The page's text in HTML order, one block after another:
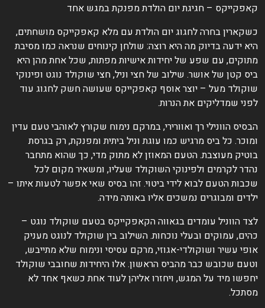
קאפקייקס – חגיגת יום הולדת מפנקת במגש אחד
כשקארין בחרה לחגוג יום הולדת עם מלא קאפקייקס מושחתים,
היא ידעה בדיוק מה היא רוצה: שולחן קינוחים שנראה כמו מסיבת
מתוקים, עם שפע של יחידות אישיות מפתות, שכל אחת מהן היא
ביס קטן של אושר. שילוב של חצי וניל, חצי שוקולד נוגט ופינוקי
שוקולד מעל – יוצר אוסף קאפקייקס שעושה חשק לחגוג עוד
לפני שמדליקים את הנרות.
הבסיס הוונילי רך ואוורירי, במרקם נימוח שקורץ לאוהבי טעם עדין
ומוכר. כל ביס מרגיש כמו עוגת וניל ביתית ומפנקת, רק בגרסת
בוטיק מעוצבת. הטעם המאוזן לא מתוק מדי, כך שהוא מתחבר
נהדר לקרמים ולפינוקי השוקולד שעליו, ומשאיר מקום לכל
שכבות הטעם לבוא לידי ביטוי. זהו בסיס שאי אפשר לטעות איתו –
ילדים ומבוגרים נמשכים אליו באותה מידה.
לצד הווניל עומדים בגאווה הקאפקייקס בטעם שוקולד נוגט –
כהים, עמוקים ובעלי נוכחות. השילוב בין שוקולד לנוגט מעניק
אופי עשיר ושוקולדי-אגוזי, מרקם עסיסי ונימוח שלא מתייבש,
וטעם שכובש כבר מהביס הראשון. אלו היחידות שחובבי שוקולד
יחפשו מיד על המגש, ויחזרו אליהן לעוד אחת כשאף אחד לא
מסתכל.